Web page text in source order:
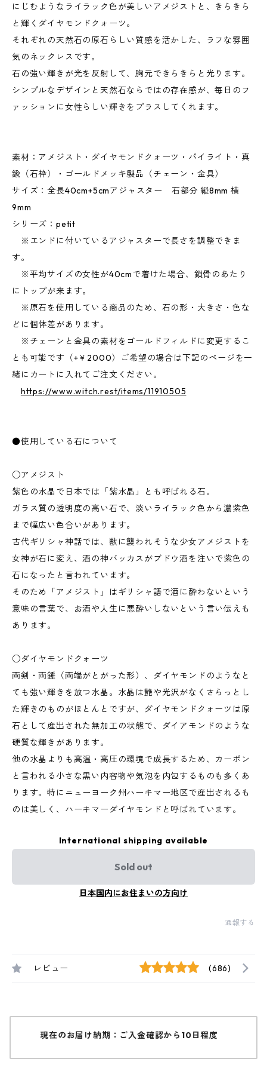
にじむようなライラック色が美しいアメジストと、きらきら
と輝くダイヤモンドクォーツ。
それぞれの天然石の原石らしい質感を活かした、ラフな雰囲
気のネックレスです。
石の強い輝きが光を反射して、胸元できらきらと光ります。
シンプルなデザインと天然石ならではの存在感が、毎日のフ
ァッションに女性らしい輝きをプラスしてくれます。
素材：アメジスト・ダイヤモンドクォーツ・パイライト・真
鍮（石枠）・ゴールドメッキ製品（チェーン・金具）
サイズ：全長40cm+5cmアジャスター 石部分 縦8mm 横
9mm
シリーズ：petit
※エンドに付いているアジャスターで長さを調整できま
す。
※平均サイズの女性が40cmで着けた場合、鎖骨のあたり
にトップが来ます。
※原石を使用している商品のため、石の形・大きさ・色な
どに個体差があります。
※チェーンと金具の素材をゴールドフィルドに変更するこ
とも可能です（+￥2000）ご希望の場合は下記のページを一
緒にカートに入れてご注文ください。
https://www.witch.rest/items/11910505
●使用している石について
○アメジスト
紫色の水晶で日本では「紫水晶」とも呼ばれる石。
ガラス質の透明度の高い石で、淡いライラック色から濃紫色
まで幅広い色合いがあります。
古代ギリシャ神話では、獣に襲われそうな少女アメジストを
女神が石に変え、酒の神バッカスがブドウ酒を注いで紫色の
石になったと言われています。
そのため「アメジスト」はギリシャ語で酒に酔わないという
意味の言葉で、お酒や人生に悪酔いしないという言い伝えも
あります。
○ダイヤモンドクォーツ
両剣・両錘（両端がとがった形）、ダイヤモンドのようなと
ても強い輝きを放つ水晶。水晶は艶や光沢がなくさらっとし
た輝きのものがほとんとですが、ダイヤモンドクォーツは原
石として産出された無加工の状態で、ダイアモンドのような
硬質な輝きがあります。
他の水晶よりも高温・高圧の環境で成長するため、カーボン
と言われる小さな黒い内容物や気泡を内包するものも多くあ
ります。特にニューヨーク州ハーキマー地区で産出されるも
のは美しく、ハーキマーダイヤモンドと呼ばれています。
International shipping available
Sold out
日本国内にお住まいの方向け
通報する
レビュー (686)
現在のお届け納期：ご入金確認から10日程度